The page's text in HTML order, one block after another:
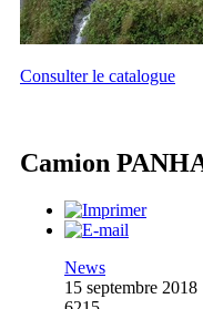
Consulter le catalogue
Camion
News
15 septembre 2018